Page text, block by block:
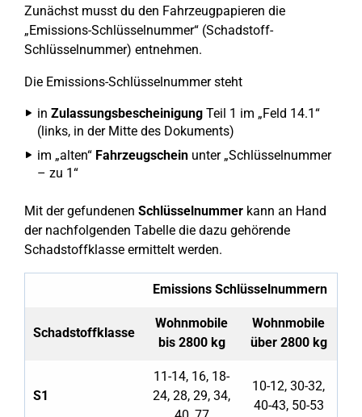
Zunächst musst du den Fahrzeugpapieren die
„Emissions-Schlüsselnummer“ (Schadstoff-
Schlüsselnummer) entnehmen.
Die Emissions-Schlüsselnummer steht
in Zulassungsbe­scheinigung Teil 1 im „Feld 14.1“
(links, in der Mitte des Dokuments)
im „alten“ Fahrzeugschein un­ter „Schlüsselnummer
– zu 1“
Mit der gefundenen Schlüsselnummer kann an Hand
der nachfolgenden Tabelle die dazu gehörende
Schadstoffklasse ermittelt werden.
Emissions Schlüsselnummern
Schadstoffklasse
Wohnmobile
bis 2800 kg
Wohnmobile
über 2800 kg
S1
11-14, 16, 18-
24, 28, 29, 34,
10-12, 30-32,
40-43, 50-53